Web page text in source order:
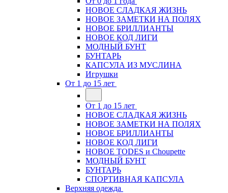
НОВОЕ СЛАДКАЯ ЖИЗНЬ
НОВОЕ ЗАМЕТКИ НА ПОЛЯХ
НОВОЕ БРИЛЛИАНТЫ
НОВОЕ КОД ЛИГИ
МОДНЫЙ БУНТ
БУНТАРЬ
КАПСУЛА ИЗ МУСЛИНА
Игрушки
От 1 до 15 лет
От 1 до 15 лет
НОВОЕ СЛАДКАЯ ЖИЗНЬ
НОВОЕ ЗАМЕТКИ НА ПОЛЯХ
НОВОЕ БРИЛЛИАНТЫ
НОВОЕ КОД ЛИГИ
НОВОЕ TODES и Choupette
МОДНЫЙ БУНТ
БУНТАРЬ
СПОРТИВНАЯ КАПСУЛА
Верхняя одежда